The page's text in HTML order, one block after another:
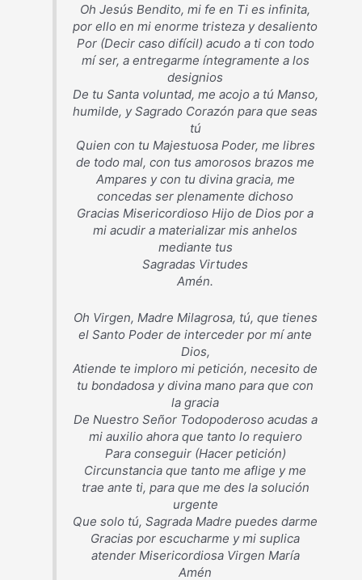
Oh Jesús Bendito, mi fe en Ti es infinita,
por ello en mi enorme tristeza y desaliento
Por (Decir caso difícil) acudo a ti con todo
mí ser, a entregarme íntegramente a los
designios
De tu Santa voluntad, me acojo a tú Manso,
humilde, y Sagrado Corazón para que seas
tú
Quien con tu Majestuosa Poder, me libres
de todo mal, con tus amorosos brazos me
Ampares y con tu divina gracia, me
concedas ser plenamente dichoso
Gracias Misericordioso Hijo de Dios por a
mi acudir a materializar mis anhelos
mediante tus
Sagradas Virtudes
Amén.
Oh Virgen, Madre Milagrosa, tú, que tienes
el Santo Poder de interceder por mí ante
Dios,
Atiende te imploro mi petición, necesito de
tu bondadosa y divina mano para que con
la gracia
De Nuestro Señor Todopoderoso acudas a
mi auxilio ahora que tanto lo requiero
Para conseguir (Hacer petición)
Circunstancia que tanto me aflige y me
trae ante ti, para que me des la solución
urgente
Que solo tú, Sagrada Madre puedes darme
Gracias por escucharme y mi suplica
atender Misericordiosa Virgen María
Amén